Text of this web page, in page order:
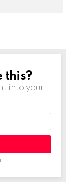
this?
into your